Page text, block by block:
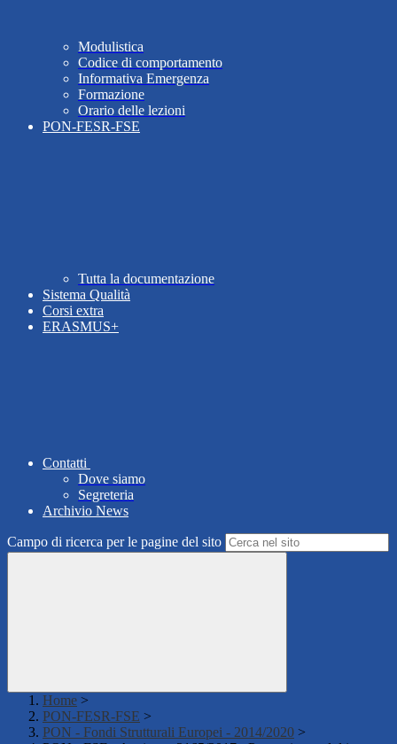
Modulistica
Codice di comportamento
Informativa Emergenza
Formazione
Orario delle lezioni
PON-FESR-FSE
Tutta la documentazione
Sistema Qualità
Corsi extra
ERASMUS+
Contatti
Dove siamo
Segreteria
Archivio News
Campo di ricerca per le pagine del sito
Home >
PON-FESR-FSE >
PON - Fondi Strutturali Europei - 2014/2020 >